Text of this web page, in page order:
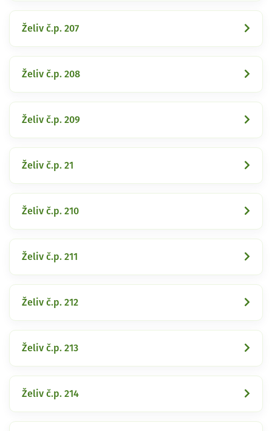
Želiv č.p. 207
Želiv č.p. 208
Želiv č.p. 209
Želiv č.p. 21
Želiv č.p. 210
Želiv č.p. 211
Želiv č.p. 212
Želiv č.p. 213
Želiv č.p. 214